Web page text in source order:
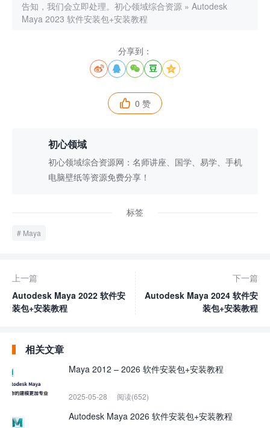
告知，我们会立即处理。 初心领域综合资源 » Autodesk
Maya 2023 软件安装包+安装教程
分享到：
    
 0 赞
初心领域
初心领域综合资源网：名师讲座、国学、易学、手机
电脑壁纸等资源免费分享！
标签
Maya
上一篇
Autodesk Maya 2022 软件安
装包+安装教程
下一篇
Autodesk Maya 2024 软件安
装包+安装教程
相关文章
Maya 2012 – 2026 软件安装包+安装教程
2025-05-28 阅读(652)
Autodesk Maya 2026 软件安装包+安装教程